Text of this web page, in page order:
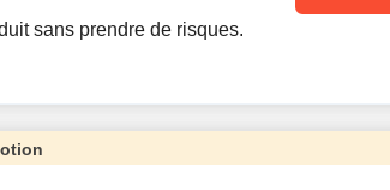
sans prendre de risques.